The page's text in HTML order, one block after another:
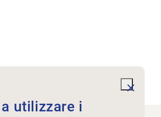
utilizzare i